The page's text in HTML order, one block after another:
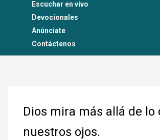
Escuchar en vivo
Devocionales
Anúnciate
Contáctenos
Dios mira más allá de lo
nuestros ojos.